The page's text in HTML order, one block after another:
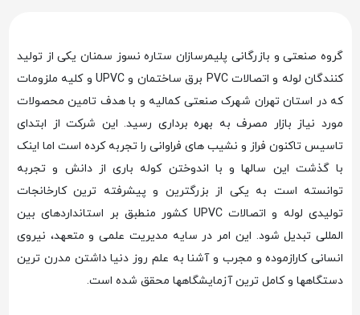
گروه صنعتی و بازرگانی پلیمرسازان ستاره نسوز سمنان یکی از تولید
کنندگان لوله و اتصالات PVC برق ساختمان و UPVC و کلیه ملزومات
که در استان تهران شهرک صنعتی کمالیه و با هدف تامین محصولات
مورد نیاز بازار مصرف به بهره برداری رسید. این شرکت از ابتدای
تاسیس تاکنون فراز و نشیب های فراوانی را تجربه کرده است اما اینک
با گذشت این سالها و با اندوختن کوله باری از دانش و تجربه
توانسته است به یکی از بزرگترین و پیشرفته ترین کارخانجات
تولیدی لوله و اتصالات UPVC کشور منطبق بر استانداردهای بین
المللی تبدیل شود. این امر در سایه مدیریت علمی و متعهد، نیروی
انسانی کارازموده و مجرب و آشنا به علم روز دنیا داشتن مدرن ترین
دستگاهها و کامل ترین آزمایشگاهها محقق شده است.